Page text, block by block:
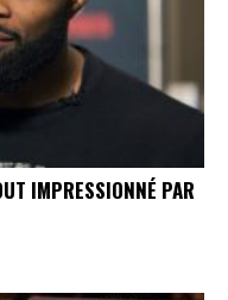
IMPRESSIONNÉ PAR